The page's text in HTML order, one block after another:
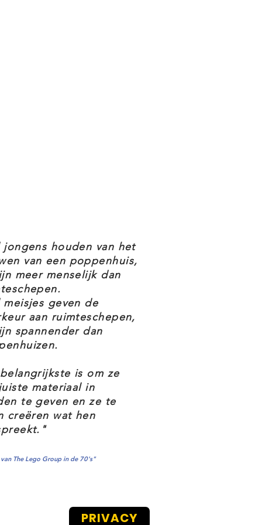
jongens houden van het
van een poppenhuis,
meer menselijk dan
meisjes geven de
aan ruimteschepen,
spannender dan
is om ze
materiaal in
te geven en ze te
creëren wat hen
The Lego Group in de 70's"
PRIVACY